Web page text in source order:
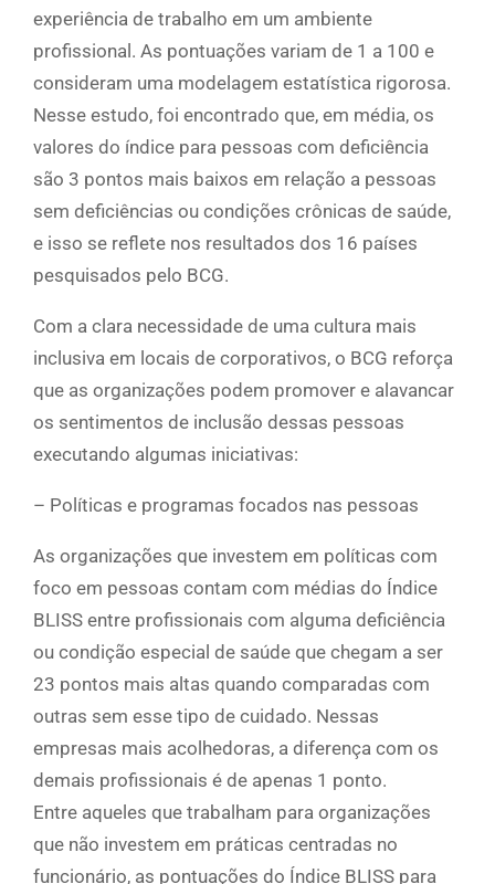
experiência de trabalho em um ambiente
profissional. As pontuações variam de 1 a 100 e
consideram uma modelagem estatística rigorosa.
Nesse estudo, foi encontrado que, em média, os
valores do índice para pessoas com deficiência
são 3 pontos mais baixos em relação a pessoas
sem deficiências ou condições crônicas de saúde,
e isso se reflete nos resultados dos 16 países
pesquisados pelo BCG.
Com a clara necessidade de uma cultura mais
inclusiva em locais de corporativos, o BCG reforça
que as organizações podem promover e alavancar
os sentimentos de inclusão dessas pessoas
executando algumas iniciativas:
– Políticas e programas focados nas pessoas
As organizações que investem em políticas com
foco em pessoas contam com médias do Índice
BLISS entre profissionais com alguma deficiência
ou condição especial de saúde que chegam a ser
23 pontos mais altas quando comparadas com
outras sem esse tipo de cuidado. Nessas
empresas mais acolhedoras, a diferença com os
demais profissionais é de apenas 1 ponto.
Entre aqueles que trabalham para organizações
que não investem em práticas centradas no
funcionário, as pontuações do Índice BLISS para